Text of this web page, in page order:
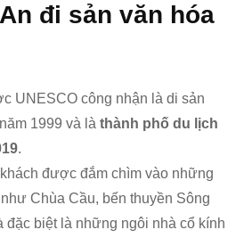
đi sản văn hóa
UNESCO công nhận là di sản
1999 và là thành phố du lịch
.
được đắm chìm vào những
Chùa Cầu, bến thuyền Sông
đặc biệt là những ngôi nhà cổ kính